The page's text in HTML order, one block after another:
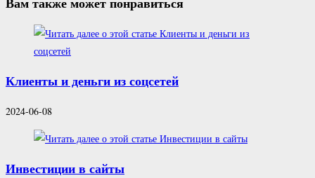
Клиенты и деньги из соцсетей
2024-06-08
Инвестиции в сайты